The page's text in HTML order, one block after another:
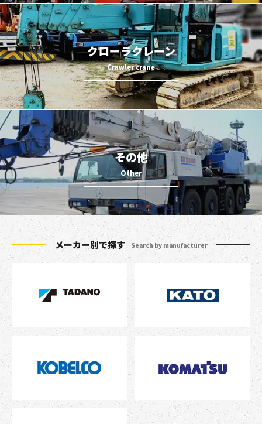
クローラクレーン
その他
メーカー別で探す Search by manufacturer